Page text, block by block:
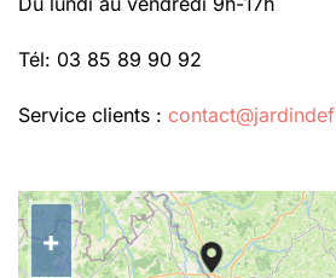
Tél: 03 85 89 90 92
Service clients :
+